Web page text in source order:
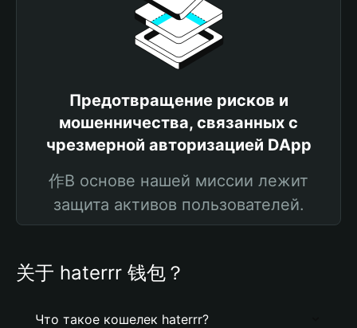
Предотвращение рисков и
мошенничества, связанных с
чрезмерной авторизацией DApp
作В основе нашей миссии лежит
защита активов пользователей.
关于 haterrr 钱包？
Что такое кошелек haterrr?